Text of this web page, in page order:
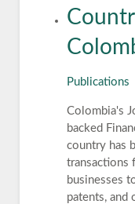
Publications
Colombia's
backed
country has
transactions
businesses
patents, and